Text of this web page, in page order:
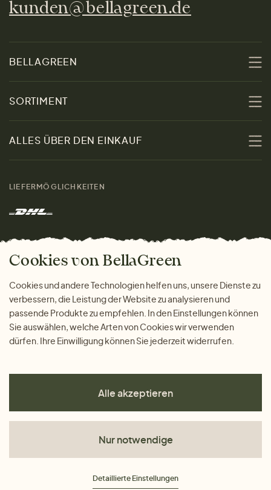
kunden@bellagreen.de
BELLAGREEN
Über uns
Nachhaltigkeit
Kontakt
Marken
Das freundliche Magazin
SORTIMENT
Sale
Damen
Herren
Geschenke
ALLES ÜBER DEN EINKAUF
Warum bei uns einkaufen
LIEFERMÖGLICHKEITEN
ZAHLUNGSMÖGLICHKEITEN
Impressum Cookies
Cookies von BellaGreen
Cookies und andere Technologien helfen uns, unsere Dienste zu
verbessern, die Leistung der Website zu analysieren und
passende Produkte zu empfehlen. In den Einstellungen können
Sie auswählen, welche Arten von Cookies wir verwenden
dürfen. Ihre Einwilligung können Sie jederzeit widerrufen.
Alle akzeptieren
Nur notwendige
Detaillierte Einstellungen